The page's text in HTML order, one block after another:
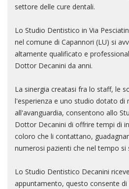
settore delle cure dentali.
Lo Studio Dentistico in Via
nel comune di Capannori (LU) si
altamente qualificato e
Dottor Decanini da anni.
La sinergia creatasi fra lo staff, le
l'esperienza e uno studio dotato di
all'avanguardia, consentono allo
Dottor Decanini di offrire tempi di
coloro che li contattano,
numerosi pazienti che nel tempo
Lo Studio Dentistico Decanini
appuntamento, questo consente